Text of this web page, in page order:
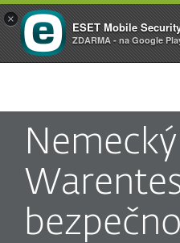
×
ESET Mobile
ZDARMA - na Google